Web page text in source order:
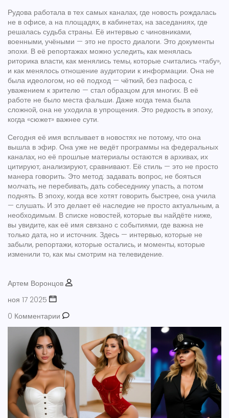
Рудова работала в тех самых каналах, где новость рождалась
не в офисе, а на площадях, в кабинетах, на заседаниях, где
решалась судьба страны. Её интервью с чиновниками,
военными, учёными — это не просто диалоги. Это документы
эпохи. В её репортажах можно уследить, как менялась
риторика власти, как менялись темы, которые считались «табу»,
и как менялось отношение аудитории к информации. Она не
была идеологом, но её подход — чёткий, без пафоса, с
уважением к зрителю — стал образцом для многих. В её
работе не было места фальши. Даже когда тема была
сложной, она не уходила в упрощения. Это редкость в эпоху,
когда «сюжет» важнее сути.
Сегодня её имя всплывает в новостях не потому, что она
вышла в эфир. Она уже не ведёт программы на федеральных
каналах, но её прошлые материалы остаются в архивах, их
цитируют, анализируют, сравнивают. Её стиль — это не просто
манера говорить. Это метод: задавать вопрос, не бояться
молчать, не перебивать, дать собеседнику упасть, а потом
поднять. В эпоху, когда все хотят говорить быстрее, она учила
— слушать. И это делает её наследие не просто актуальным, а
необходимым. В списке новостей, которые вы найдёте ниже,
вы увидите, как её имя связано с событиями, где важна не
только дата, но и источник. Здесь — интервью, которые не
забыли, репортажи, которые остались, и моменты, которые
изменили то, как мы смотрим на телевидение.
Артем Воронцов
ноя 17 2025
0 Комментарии